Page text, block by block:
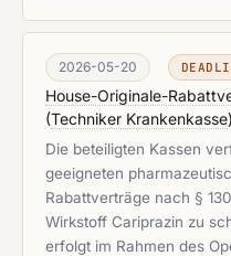
2026-05-20
House-Originale-
(Techniker Krankenkasse)
Die beteiligten Kassen
geeigneten
Rabattverträge nach §
Wirkstoff Cariprazin zu
erfolgt im Rahmen des